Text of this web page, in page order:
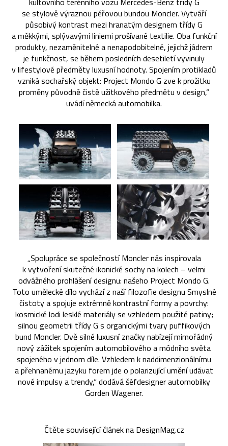
se stylově výraznou péřovou bundou Moncler. Vytváří
působivý kontrast mezi hranatým designem třídy G
a měkkými, splývavými liniemi prošívané textilie. Oba funkční
produkty, nezaměnitelné a nenapodobitelné, jejichž jádrem
je funkčnost, se během posledních desetiletí vyvinuly
v lifestylové předměty luxusní hodnoty. Spojením protikladů
vzniká sochařský objekt: Project Mondo G zve k prožitku
proměny původně čistě užitkového předmětu v design,“
uvádí německá automobilka.
„Spolupráce se společností Moncler nás inspirovala
k vytvoření skutečné ikonické sochy na kolech – velmi
odvážného prohlášení designu: našeho Project Mondo G.
Toto umělecké dílo vychází z naší filozofie designu Smyslné
čistoty a spojuje extrémně kontrastní formy a povrchy:
kosmické lodi lesklé materiály se vzhledem použité patiny;
silnou geometrii třídy G s organickými tvary puffikových
bund Moncler. Dvě silné luxusní značky nabízejí mimořádný
nový zážitek spojením automobilového a módního světa
spojeného v jednom díle. Vzhledem k naddimenzionálnímu
a přehnanému jazyku forem jde o polarizující umění udávat
nové impulsy a trendy,“ dodává šéfdesigner automobilky
Gorden Wagener.
Čtěte související článek na DesignMag.cz